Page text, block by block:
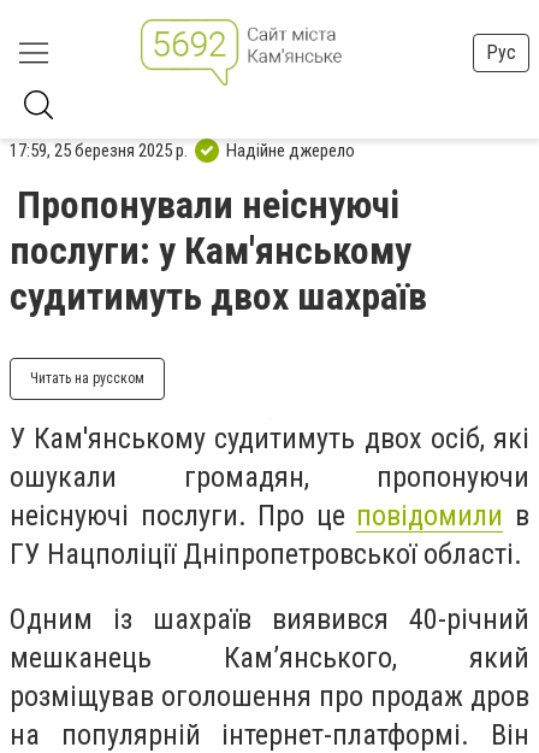
Рус
17:59, 25 березня 2025 р. Надійне джерело
Пропонували неіснуючі
послуги: у Кам'янському
судитимуть двох шахраїв
Читать на русском
У Кам'янському судитимуть двох осіб, які
ошукали громадян, пропонуючи
неіснуючі послуги. Про це повідомили в
ГУ Нацполіції Дніпропетровської області.
Одним із шахраїв виявився 40-річний
мешканець Кам’янського, який
розміщував оголошення про продаж дров
на популярній інтернет-платформі. Він